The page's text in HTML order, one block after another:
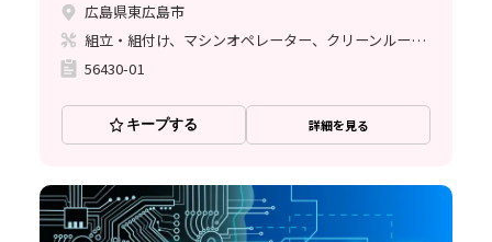
広島県東広島市
組立・組付け、マシンオペレーター、クリーンルーム、清掃・洗浄、メンテナンス・保全
56430-01
キープする 詳細を見る